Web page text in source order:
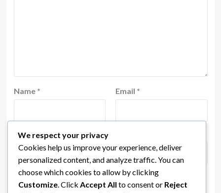
Name * Email *
Website
Save my name, email, and website in this browser
We respect your privacy
Cookies help us improve your experience, deliver
personalized content, and analyze traffic. You can
choose which cookies to allow by clicking
Customize . Click Accept All to consent or Reject